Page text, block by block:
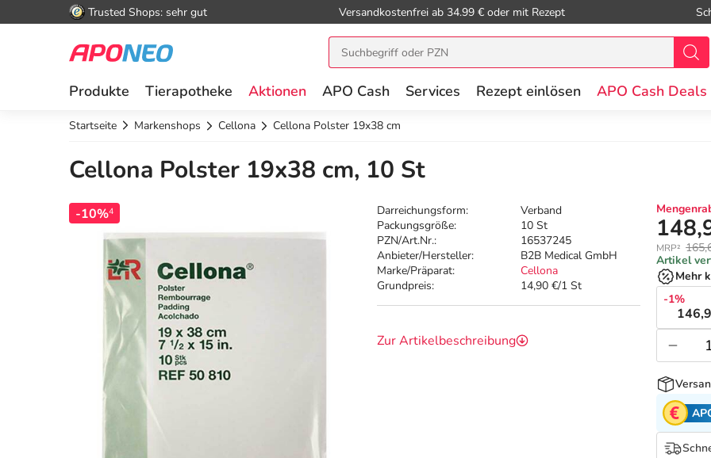
Trusted Shops: sehr gut Versandkostenfrei ab 34.99 € oder mit Rezept
Produkte Tierapotheke Aktionen APO Cash Services Rezept einlösen APO Cash Deals
Startseite Markenshops Cellona Cellona Polster 19x38 cm
Cellona Polster 19x38 cm, 10 St
-10%4 Darreichungsform:
Verband
Packungsgröße:
10 St
PZN/Art.Nr.:
16537245
Anbieter/Hersteller:
B2B Medical GmbH
Marke/Präparat:
Cellona
Grundpreis:
14,90 €/1 St
Zur Artikelbeschreibung
MRP²
Artikel
Mehr
-1%